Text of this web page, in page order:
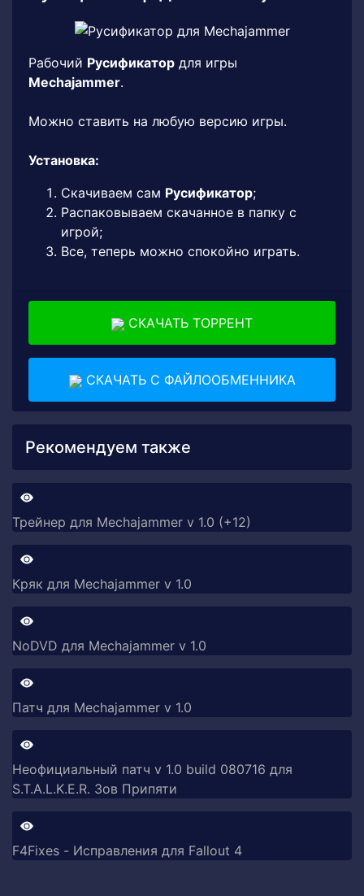
Рабочий Русификатор для игры
Mechajammer.
Можно ставить на любую версию игры.
Установка:
Скачиваем сам Русификатор;
Распаковываем скачанное в папку с
игрой;
Все, теперь можно спокойно играть.
СКАЧАТЬ ТОРРЕНТ
СКАЧАТЬ С ФАЙЛООБМЕННИКА
Рекомендуем также
Трейнер для Mechajammer v 1.0 (+12)
Кряк для Mechajammer v 1.0
NoDVD для Mechajammer v 1.0
Патч для Mechajammer v 1.0
Неофициальный патч v 1.0 build 080716 для
S.T.A.L.K.E.R. Зов Припяти
F4Fixes - Исправления для Fallout 4